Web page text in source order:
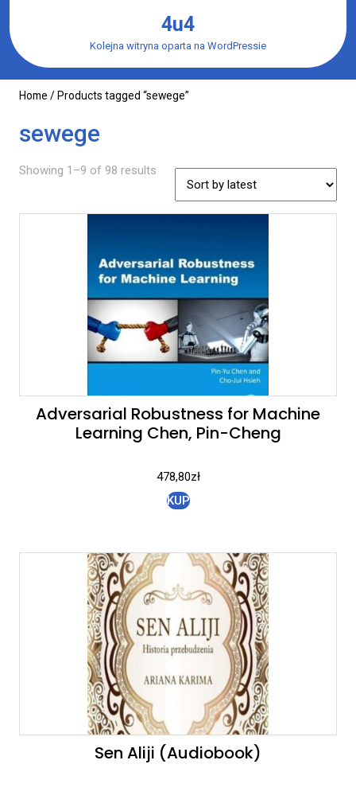
content
4u4
Kolejna witryna oparta na WordPressie
Home / Products tagged “sewege”
sewege
Showing 1–9 of 98 results
Adversarial Robustness for Machine
Learning Chen, Pin-Cheng
478,80zł
KUP
Sen Aliji (Audiobook)